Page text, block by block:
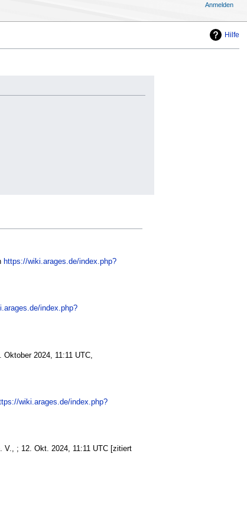
Hilfe
https://wiki.arages.de/index.php?
index.php?
Oktober 2024, 11:11 UTC,
wiki.arages.de/index.php?
V., ; 12. Okt. 2024, 11:11 UTC [zitiert
Anmelden